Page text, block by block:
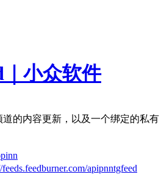
小众软件
的内容更新，以及一个绑定的私有
feeds.feedburner.com/apipnntgfeed